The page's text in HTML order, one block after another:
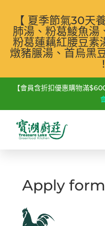
【 夏季節氣30天
肺湯、粉葛鯪魚湯
粉葛蓮藕紅腰豆素
燉豬𦟌湯、首烏黑
【會員含折扣優惠購物滿
Apply form